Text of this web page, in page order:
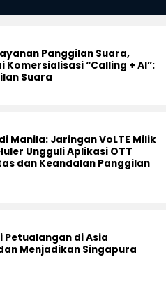
Panggilan Suara,
“Calling + AI”:
Suara
Manila: Jaringan VoLTE Milik
Ungguli Aplikasi OTT
dan Keandalan Panggilan
Petualangan di Asia
Menjadikan Singapura